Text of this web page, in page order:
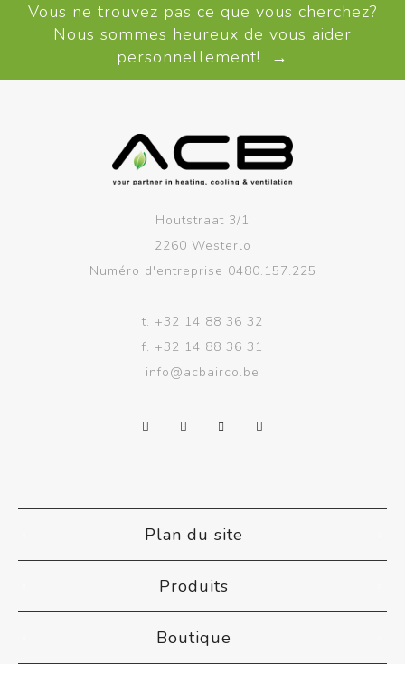
Vous ne trouvez pas ce que vous cherchez?
Nous sommes heureux de vous aider
personnellement! →
Houtstraat 3/1
2260 Westerlo
Numéro d'entreprise 0480.157.225
t. +32 14 88 36 32
f. +32 14 88 36 31
info@acbairco.be
Plan du site
Produits
Boutique